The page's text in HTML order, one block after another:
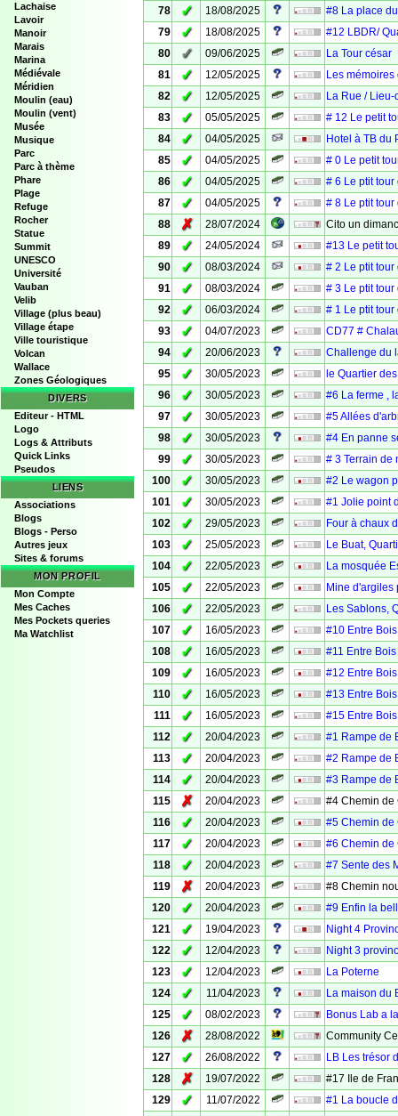
Lachaise
Lavoir
Manoir
Marais
Marina
Médiévale
Méridien
Moulin (eau)
Moulin (vent)
Musée
Musique
Parc
Parc à thème
Phare
Plage
Refuge
Rocher
Statue
Summit
UNESCO
Université
Vauban
Velib
Village (plus beau)
Village étape
Ville touristique
Volcan
Wallace
Zones Géologiques
DIVERS
Editeur - HTML
Logo
Logs & Attributs
Quick Links
Pseudos
LIENS
Associations
Blogs
Blogs - Perso
Autres jeux
Sites & forums
MON PROFIL
Mon Compte
Mes Caches
Mes Pockets queries
Ma Watchlist
78
✓ 18/08/2025
#8 La place
79
✓ 18/08/2025
#12 LBDR/
80
✓ 09/06/2025
La Tour césar
81
✓ 12/05/2025
Les
82
✓ 12/05/2025
La Rue /
83
✓ 05/05/2025
# 12 Le petit
84
✓ 04/05/2025
Hotel à TB du
85
✓ 04/05/2025
# 0 Le petit
86
✓ 04/05/2025
# 6 Le ptit
87
✓ 04/05/2025
# 8 Le ptit
88
✗ 28/07/2024
Cito un
89
✓ 24/05/2024
#13 Le petit
90
✓ 08/03/2024
# 2 Le ptit
91
✓ 08/03/2024
# 3 Le ptit
92
✓ 06/03/2024
# 1 Le ptit
93
✓ 04/07/2023
CD77 #
94
✓ 20/06/2023
Challenge du
95
✓ 30/05/2023
le Quartier
96
✓ 30/05/2023
#6 La ferme ,
97
✓ 30/05/2023
#5 Allées
98
✓ 30/05/2023
#4 En panne
99
✓ 30/05/2023
# 3 Terrain de
100
✓ 30/05/2023
#2 Le wagon
101
✓ 30/05/2023
#1 Jolie point
102
✓ 29/05/2023
Four à chaux
103
✓ 25/05/2023
Le Buat,
104
✓ 22/05/2023
La mosquée
105
✓ 22/05/2023
Mine d'argiles
106
✓ 22/05/2023
Les Sablons,
107
✓ 16/05/2023
#10 Entre
108
✓ 16/05/2023
#11 Entre
109
✓ 16/05/2023
#12 Entre
110
✓ 16/05/2023
#13 Entre
111
✓ 16/05/2023
#15 Entre
112
✓ 20/04/2023
#1 Rampe de
113
✓ 20/04/2023
#2 Rampe de
114
✓ 20/04/2023
#3 Rampe de
115
✗ 20/04/2023
#4 Chemin de
116
✓ 20/04/2023
#5 Chemin de
117
✓ 20/04/2023
#6 Chemin de
118
✓ 20/04/2023
#7 Sente des
119
✗ 20/04/2023
#8 Chemin
120
✓ 20/04/2023
#9 Enfin la
121
✓ 19/04/2023
Night 4
122
✓ 12/04/2023
Night 3
123
✓ 12/04/2023
La Poterne
124
✓ 11/04/2023
La maison du
125
✓ 08/02/2023
Bonus Lab a
126
✗ 28/08/2022
Community
127
✓ 26/08/2022
LB Les trésor
128
✗ 19/07/2022
#17 Ile de
129
✓ 11/07/2022
#1 La boucle